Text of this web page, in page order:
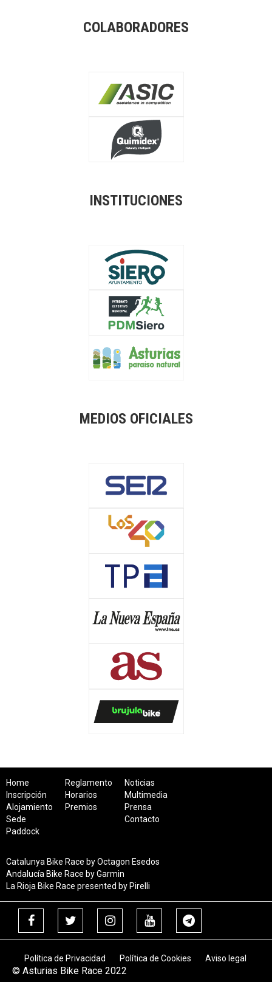
COLABORADORES
INSTITUCIONES
MEDIOS OFICIALES
Home
Inscripción
Alojamiento
Sede
Paddock
Reglamento
Horarios
Premios
Noticias
Multimedia
Prensa
Contacto
Catalunya Bike Race by Octagon Esedos
Andalucía Bike Race by Garmin
La Rioja Bike Race presented by Pirelli
Política de Privacidad Política de Cookies Aviso legal
© Asturias Bike Race 2022